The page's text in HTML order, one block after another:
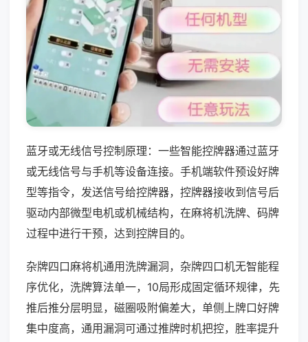
蓝牙或无线信号控制原理：一些智能控牌器通过蓝牙
或无线信号与手机等设备连接。手机端软件预设好牌
型等指令，发送信号给控牌器，控牌器接收到信号后
驱动内部微型电机或机械结构，在麻将机洗牌、码牌
过程中进行干预，达到控牌目的。
杂牌四口麻将机通用洗牌漏洞，杂牌四口机无智能程
序优化，洗牌算法单一，10局形成固定循环规律，先
推后推分层明显，磁圈吸附偏差大，单侧上牌口好牌
集中度高，通用漏洞可通过推牌时机把控，胜率提升